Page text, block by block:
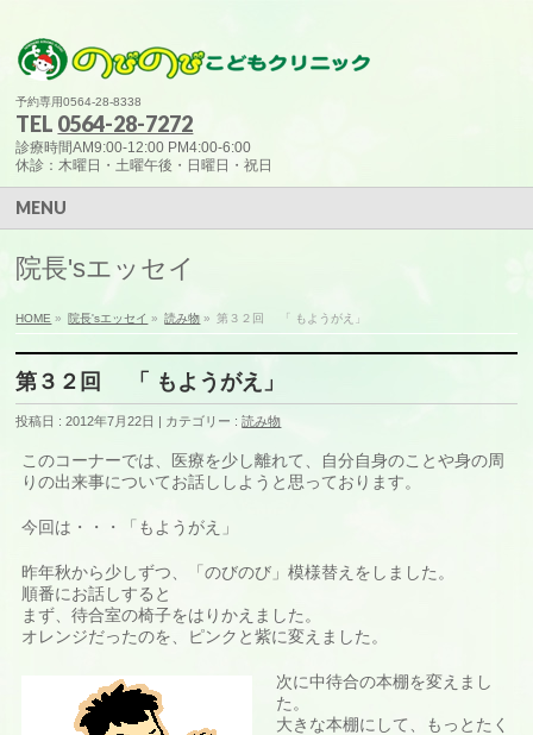
予約専用0564-28-8338
TEL 0564-28-7272
診療時間AM9:00-12:00 PM4:00-6:00
休診：木曜日・土曜午後・日曜日・祝日
MENU
院長'sエッセイ
HOME » 院長'sエッセイ » 読み物 » 第３２回 「 もようがえ」
第３２回 「 もようがえ」
投稿日 : 2012年7月22日 カテゴリー :読み物
このコーナーでは、医療を少し離れて、自分自身のことや身の周
りの出来事についてお話ししようと思っております。
今回は・・・「もようがえ」
昨年秋から少しずつ、「のびのび」模様替えをしました。
順番にお話しすると
まず、待合室の椅子をはりかえました。
オレンジだったのを、ピンクと紫に変えました。
次に中待合の本棚を変えまし
た。
大きな本棚にして、もっとたく